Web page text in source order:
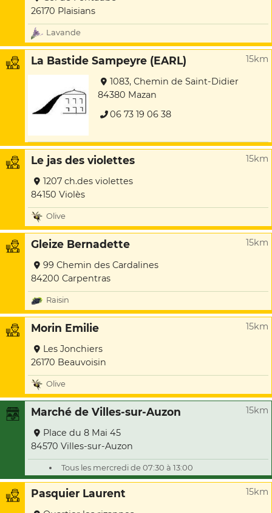
26170 Plaisians
Lavande
La Bastide Sampeyre (EARL) 15km
1083, Chemin de Saint-Didier
84380 Mazan
06 73 19 06 38
Le jas des violettes 15km
1207 ch.des violettes
84150 Violès
Olive
Gleize Bernadette 15km
99 Chemin des Cardalines
84200 Carpentras
Raisin
Morin Emilie 15km
Les Jonchiers
26170 Beauvoisin
Olive
Marché de Villes-sur-Auzon 15km
Place du 8 Mai 45
84570 Villes-sur-Auzon
Tous les mercredi de 07:30 à 13:00
Pasquier Laurent 15km